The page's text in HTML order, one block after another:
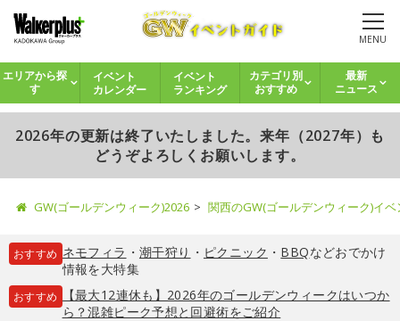
MENU
エリアから探
す
イベント
カレンダー
イベント
ランキング
カテゴリ別
おすすめ
最新
ニュース
2026年の更新は終了いたしました。来年（2027年）も
どうぞよろしくお願いします。
GW(ゴールデンウィーク)2026 関西のGW(ゴールデンウィーク)イ
おすすめ ネモフィラ ・ 潮干狩り ・ ピクニック ・ BBQなどおでかけ
情報を大特集
おすすめ
【最大12連休も】2026年のゴールデンウィークはいつか
ら？混雑ピーク予想と回避術をご紹介